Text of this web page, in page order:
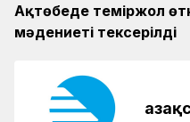
Ақтөбеде теміржол
мәдениеті тексерілді